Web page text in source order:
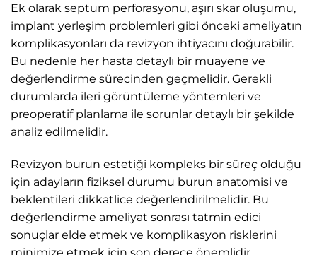
Ek olarak septum perforasyonu, aşırı skar oluşumu,
implant yerleşim problemleri gibi önceki ameliyatın
komplikasyonları da revizyon ihtiyacını doğurabilir.
Bu nedenle her hasta detaylı bir muayene ve
değerlendirme sürecinden geçmelidir. Gerekli
durumlarda ileri görüntüleme yöntemleri ve
preoperatif planlama ile sorunlar detaylı bir şekilde
analiz edilmelidir.
Revizyon burun estetiği kompleks bir süreç olduğu
için adayların fiziksel durumu burun anatomisi ve
beklentileri dikkatlice değerlendirilmelidir. Bu
değerlendirme ameliyat sonrası tatmin edici
sonuçlar elde etmek ve komplikasyon risklerini
minimize etmek için son derece önemlidir.